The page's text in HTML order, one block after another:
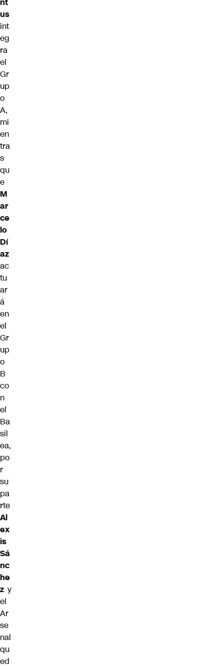
us
int
eg
ra
el
Gr
up
o
A,
mi
en
tra
s
qu
e
M
ar
ce
lo
Dí
az
ac
tu
ar
á
en
el
Gr
up
o
B
co
n
el
Ba
sil
ea,
po
r
su
pa
rte
Al
ex
is
Sá
nc
he
z y
el
Ar
se
nal
qu
ed